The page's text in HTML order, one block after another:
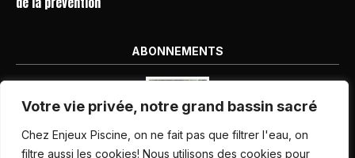
Votre vie privée, notre grand bassin sacré
Chez Enjeux Piscine, on ne fait pas que filtrer l'eau, on
filtre aussi les cookies! Nous utilisons des cookies pour
ABONNEMENTS